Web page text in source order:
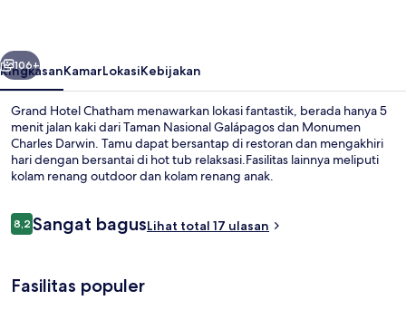
Berikutnya
106+
RingkasanKamarLokasiKebijakan
Grand Hotel Chatham menawarkan lokasi fantastik, berada hanya 5
menit jalan kaki dari Taman Nasional Galápagos dan Monumen
Charles Darwin. Tamu dapat bersantap di restoran dan mengakhiri
hari dengan bersantai di hot tub relaksasi.Fasilitas lainnya meliputi
kolam renang outdoor dan kolam renang anak.
Ulasan
8,28,2 dari 10
Sangat bagusLihat total 17 ulasan
Fasilitas populer